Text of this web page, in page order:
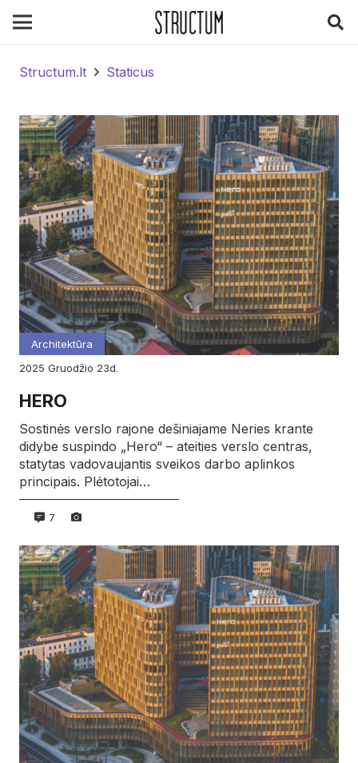
Structum.lt Staticus
Architektūra
2025
gruodžio 23d.
HERO
Sostinės verslo rajone dešiniajame Neries krante
didybe suspindo „Hero“ – ateities verslo centras,
statytas vadovaujantis sveikos darbo aplinkos
principais. Plėtotojai…
7